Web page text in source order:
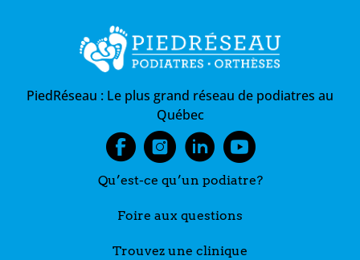
PiedRéseau : Le plus grand réseau de podiatres au
Québec
Qu’est-ce qu’un podiatre?
Foire aux questions
Trouvez une clinique